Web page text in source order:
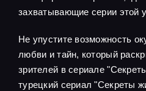
захватывающие серии этой
Не упустите возможность
любви и тайн, который
зрителей в сериале
турецкий сериал "Секреты